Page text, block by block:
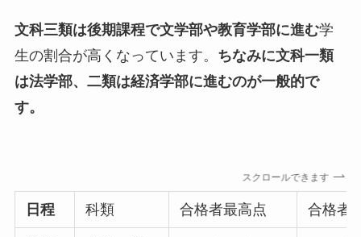
文科三類は後期課程で文学部や教育学部に進む学
生の割合が高くなっています。 ちなみに文科一類
は法学部、二類は経済学部に進むのが一般的で
す。
スクロールできます
日程 科類 合格者最高点 合格者